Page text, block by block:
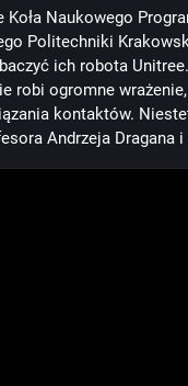
Koła Naukowego
Politechniki
ich robota Unitree.
robi ogromne
kontaktów.
Andrzeja Dragana